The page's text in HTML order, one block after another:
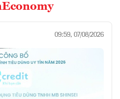
09:59, 07/08/2026